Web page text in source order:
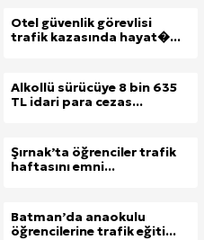
Otel güvenlik görevlisi
trafik kazasında hayat�...
Alkollü sürücüye 8 bin 635
TL idari para cezas...
Şırnak’ta öğrenciler trafik
haftasını emni...
Batman’da anaokulu
öğrencilerine trafik eğiti...